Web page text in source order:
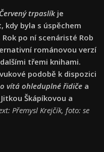
Červený trpaslíkje
kdy byla s úspěchem
po ní scenáristé Rob
románovou verzí
třemi knihami.
podobě k dispozici
vítá ohleduplné řidiče a
Škápíkovou a
Přemysl Krejčík, foto: se